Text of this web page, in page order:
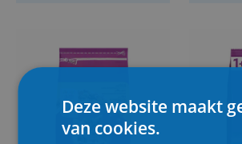
Deze website maakt
van cookies.